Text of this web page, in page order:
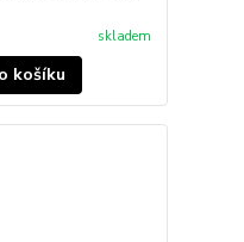
skladem
košíku